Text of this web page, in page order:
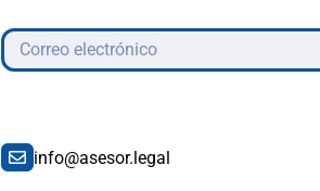
info@asesor.legal